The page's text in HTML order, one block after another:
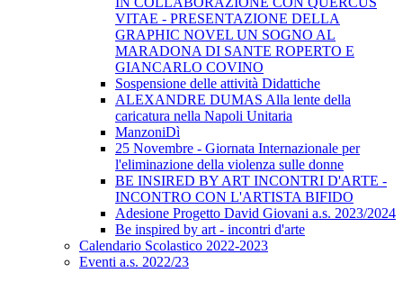
VITAE - PRESENTAZIONE DELLA
GRAPHIC NOVEL UN SOGNO AL
MARADONA DI SANTE ROPERTO E
GIANCARLO COVINO
Sospensione delle attività Didattiche
ALEXANDRE DUMAS Alla lente della
caricatura nella Napoli Unitaria
ManzoniDì
25 Novembre - Giornata Internazionale per
l'eliminazione della violenza sulle donne
BE INSIRED BY ART INCONTRI D'ARTE -
INCONTRO CON L'ARTISTA BIFIDO
Adesione Progetto David Giovani a.s. 2023/2024
Be inspired by art - incontri d'arte
Calendario Scolastico 2022-2023
Eventi a.s. 2022/23